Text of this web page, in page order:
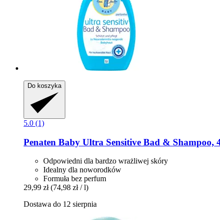
Do koszyka
5.0 (1)
Penaten Baby Ultra Sensitive Bad & Shampoo,
Odpowiedni dla bardzo wrażliwej skóry
Idealny dla noworodków
Formuła bez perfum
29,99 zł (74,98 zł / l)
Dostawa do 12 sierpnia